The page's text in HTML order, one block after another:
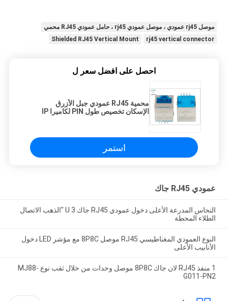
موصل rj45 عمودي ، موصل عمودي rj45 ، حامل عمودي RJ45 محمي
rj45 vertical connector
Shielded RJ45 Vertical Mount
احصل على افضل سعر ل
محمية RJ45 عمودي جبل الأزرق
الإسكان تخصيص طول PIN لكاميرا IP
استمر
عمودي RJ45 جاك
النحاس المدرعة الأعلى دخول عمودي RJ45 جاك 3 U "الذهب الاتصال
الطلاء المحطة
النوع العمودي المغناطيسي RJ45 موصل 8P8C مع مؤشر LED دخول
الأنابيب الأعلى
1 منفذ RJ45 لان جاك 8P8C موصل وحدات من خلال ثقب نوع MJ88-
G011-PN2